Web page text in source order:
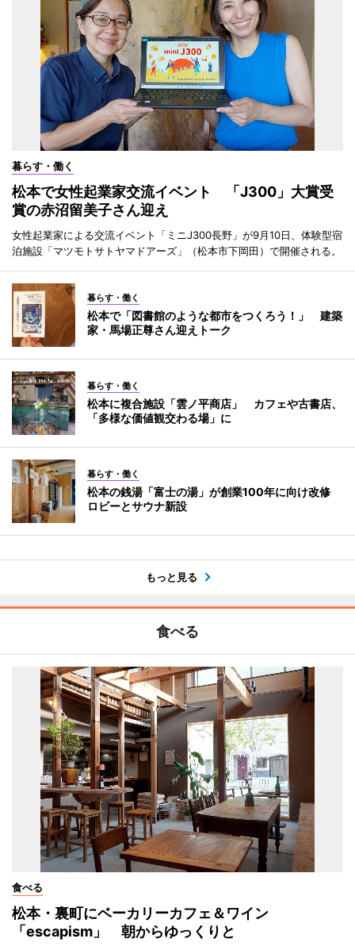
暮らす・働く
松本で女性起業家交流イベント 「J300」大賞受
賞の赤沼留美子さん迎え
女性起業家による交流イベント「ミニJ300長野」が9月10日、体験型宿
泊施設「マツモトサトヤマドアーズ」（松本市下岡田）で開催される。
暮らす・働く
松本で「図書館のような都市をつくろう！」 建築
家・馬場正尊さん迎えトーク
暮らす・働く
松本に複合施設「雲ノ平商店」 カフェや古書店、
「多様な価値観交わる場」に
暮らす・働く
松本の銭湯「富士の湯」が創業100年に向け改修
ロビーとサウナ新設
もっと見る
食べる
食べる
松本・裏町にベーカリーカフェ＆ワイン
「escapism」 朝からゆっくりと